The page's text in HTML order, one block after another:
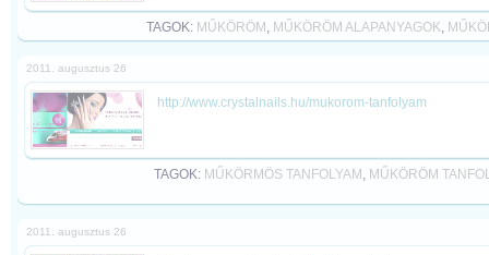
TAGOK: MŰKÖRÖM , MŰKÖRÖM ALAPANYAGOK,
2011. augusztus 26
http://www.crystalnails.hu/mukorom-tanfolyam
TAGOK: MŰKÖRMÖS TANFOLYAM , MŰKÖRÖM
2011. augusztus 26